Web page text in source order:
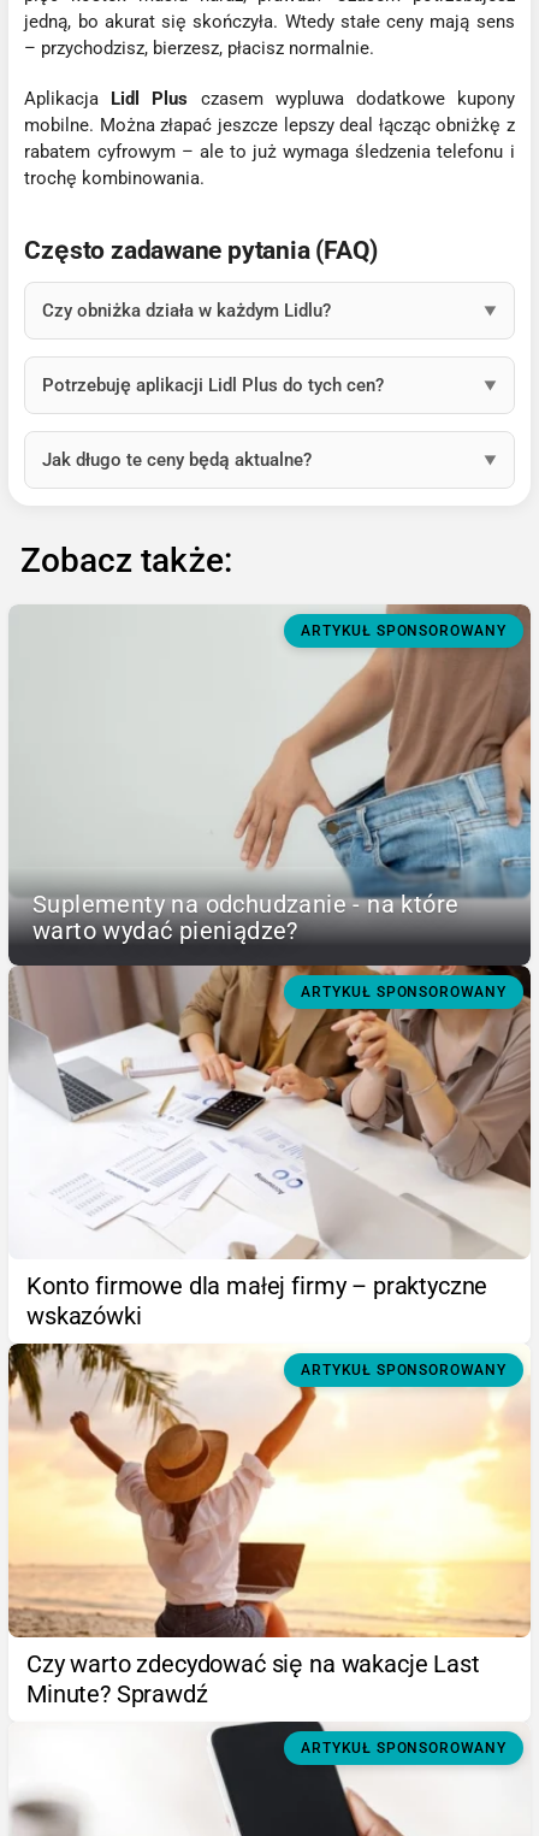
jedną, bo akurat się skończyła. Wtedy stałe ceny mają sens
– przychodzisz, bierzesz, płacisz normalnie.
Aplikacja Lidl Plus czasem wypluwa dodatkowe kupony
mobilne. Można złapać jeszcze lepszy deal łącząc obniżkę z
rabatem cyfrowym – ale to już wymaga śledzenia telefonu i
trochę kombinowania.
Często zadawane pytania (FAQ)
Czy obniżka działa w każdym Lidlu?
Potrzebuję aplikacji Lidl Plus do tych cen?
Jak długo te ceny będą aktualne?
Zobacz także:
ARTYKUŁ SPONSOROWANY
Suplementy na odchudzanie - na które
warto wydać pieniądze?
ARTYKUŁ SPONSOROWANY
Konto firmowe dla małej firmy – praktyczne
wskazówki
ARTYKUŁ SPONSOROWANY
Czy warto zdecydować się na wakacje Last
Minute? Sprawdź
ARTYKUŁ SPONSOROWANY